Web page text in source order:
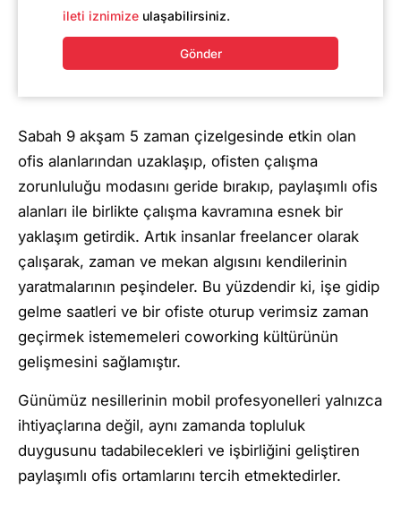
ileti iznimize ulaşabilirsiniz.
Gönder
Sabah 9 akşam 5 zaman çizelgesinde etkin olan
ofis alanlarından uzaklaşıp, ofisten çalışma
zorunluluğu modasını geride bırakıp, paylaşımlı ofis
alanları ile birlikte çalışma kavramına esnek bir
yaklaşım getirdik. Artık insanlar freelancer olarak
çalışarak, zaman ve mekan algısını kendilerinin
yaratmalarının peşindeler. Bu yüzdendir ki, işe gidip
gelme saatleri ve bir ofiste oturup verimsiz zaman
geçirmek istememeleri coworking kültürünün
gelişmesini sağlamıştır.
Günümüz nesillerinin mobil profesyonelleri yalnızca
ihtiyaçlarına değil, aynı zamanda topluluk
duygusunu tadabilecekleri ve işbirliğini geliştiren
paylaşımlı ofis ortamlarını tercih etmektedirler.